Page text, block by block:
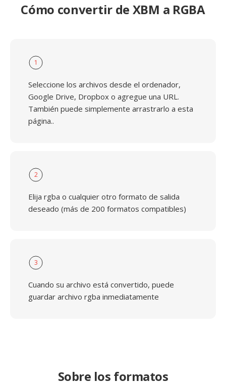
Cómo convertir de XBM a RGBA
1
Seleccione los archivos desde el ordenador,
Google Drive, Dropbox o agregue una URL.
También puede simplemente arrastrarlo a esta
página..
2
Elija rgba o cualquier otro formato de salida
deseado (más de 200 formatos compatibles)
3
Cuando su archivo está convertido, puede
guardar archivo rgba inmediatamente
Sobre los formatos